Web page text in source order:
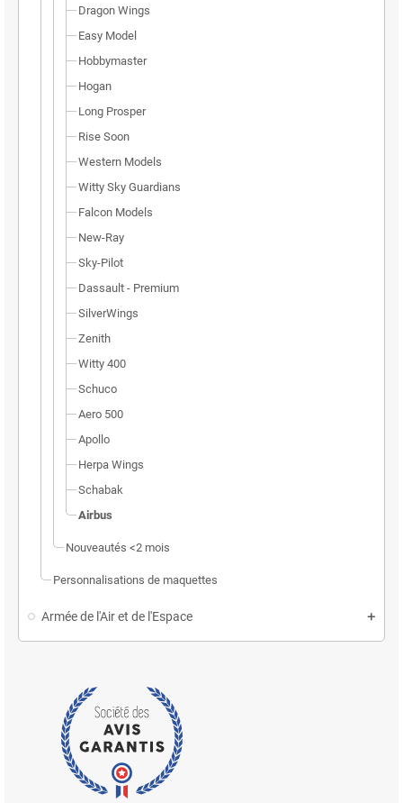
Dragon Wings
Easy Model
Hobbymaster
Hogan
Long Prosper
Rise Soon
Western Models
Witty Sky Guardians
Falcon Models
New-Ray
Sky-Pilot
Dassault - Premium
SilverWings
Zenith
Witty 400
Schuco
Aero 500
Apollo
Herpa Wings
Schabak
Airbus
Nouveautés <2 mois
Personnalisations de maquettes
Armée de l'Air et de l'Espace